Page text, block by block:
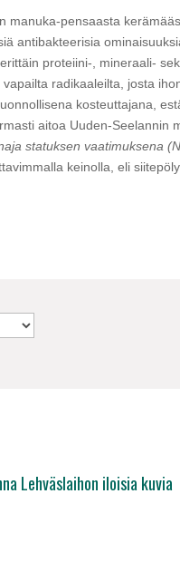
manuka-pensaasta
antibakteerisia
proteiini-, mineraali-
radikaaleilta, josta
kosteuttajana,
aitoa Uuden-Seelannin
statuksen vaatimuksena
keinolla, eli
Lehväslaihon iloisia kuvia